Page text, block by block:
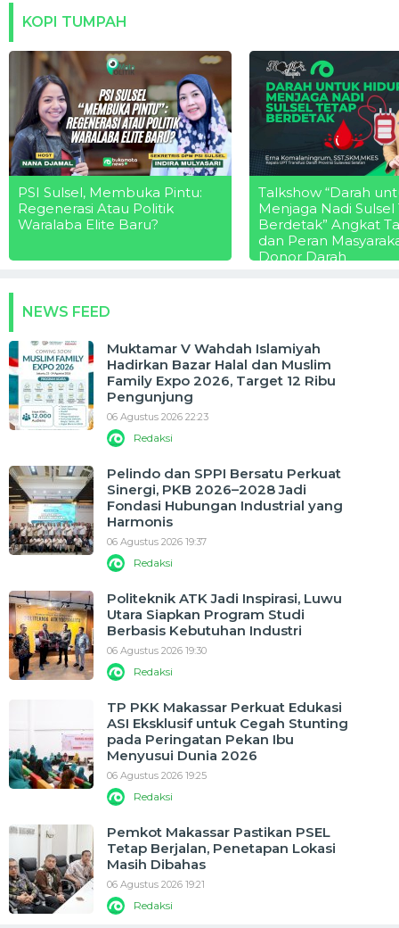
KOPI TUMPAH
PSI Sulsel, Membuka Pintu:
Regenerasi Atau Politik
Waralaba Elite Baru?
Talkshow “Darah
Menjaga Nadi Sulsel
Berdetak” Angkat
dan Peran
Donor Darah
NEWS FEED
Muktamar V Wahdah Islamiyah
Hadirkan Bazar Halal dan Muslim
Family Expo 2026, Target 12 Ribu
Pengunjung
06 Agustus 2026 22:23
Redaksi
Pelindo dan SPPI Bersatu Perkuat
Sinergi, PKB 2026–2028 Jadi
Fondasi Hubungan Industrial yang
Harmonis
06 Agustus 2026 19:37
Redaksi
Politeknik ATK Jadi Inspirasi, Luwu
Utara Siapkan Program Studi
Berbasis Kebutuhan Industri
06 Agustus 2026 19:30
Redaksi
TP PKK Makassar Perkuat Edukasi
ASI Eksklusif untuk Cegah Stunting
pada Peringatan Pekan Ibu
Menyusui Dunia 2026
06 Agustus 2026 19:25
Redaksi
Pemkot Makassar Pastikan PSEL
Tetap Berjalan, Penetapan Lokasi
Masih Dibahas
06 Agustus 2026 19:21
Redaksi